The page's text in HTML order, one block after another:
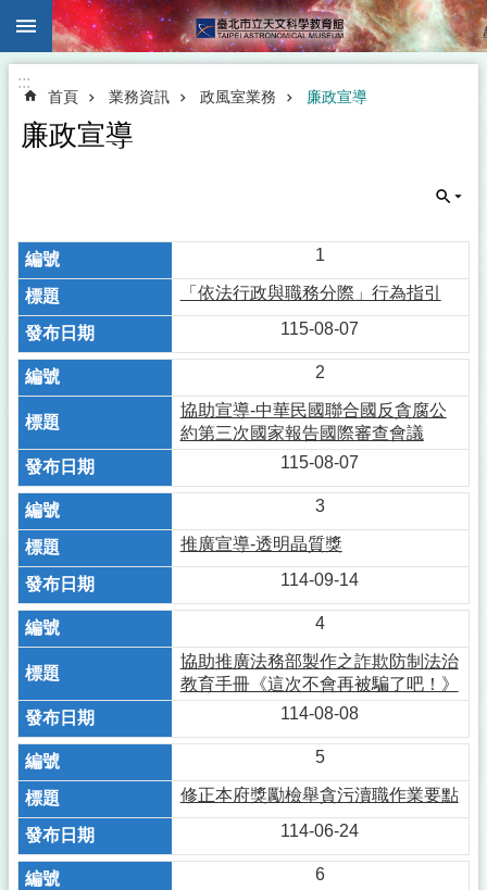
跳到主要內容區塊
:::
首頁 業務資訊 政風室業務 廉政宣導
廉政宣導
1
「依法行政與職務分際」行為指引
115-08-07
2
協助宣導-中華民國聯合國反貪腐公
約第三次國家報告國際審查會議
115-08-07
3
推廣宣導-透明晶質獎
114-09-14
4
協助推廣法務部製作之詐欺防制法治
教育手冊《這次不會再被騙了吧！》
114-08-08
5
修正本府獎勵檢舉貪污瀆職作業要點
114-06-24
6